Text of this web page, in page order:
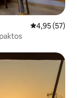
Gemiddelde
4,95 (57)